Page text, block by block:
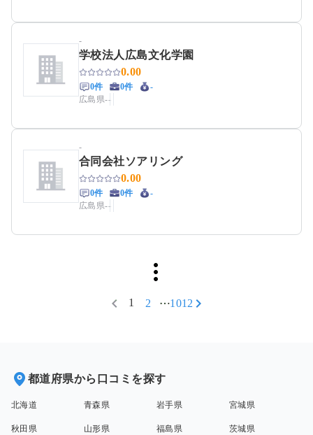
-
学校法人広島文化学園
0.00
0件 0件
-
広島県--
-
合同会社ソアリング
0.00
0件 0件
-
広島県--
1 2 1012
都道府県から口コミを探す
北海道 青森県 岩手県 宮城県
秋田県 山形県 福島県 茨城県